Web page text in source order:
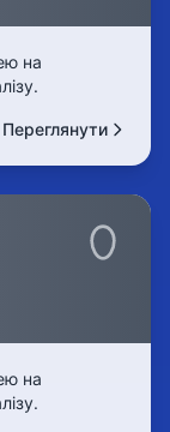
на
Переглянути
на